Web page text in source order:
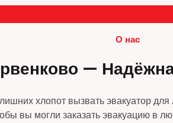
О нас
—
хлопот вызвать эвакуатор
вы могли заказать эвакуацию в